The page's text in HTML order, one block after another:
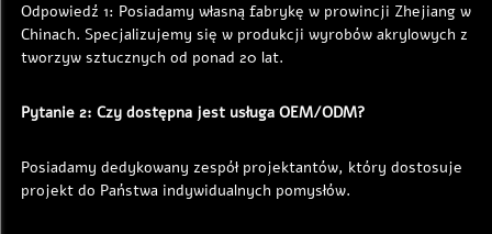
Odpowiedź 1: Posiadamy własną fabrykę w prowincji Zhejiang w
Chinach. Specjalizujemy się w produkcji wyrobów akrylowych z
tworzyw sztucznych od ponad 20 lat.
Pytanie 2: Czy dostępna jest usługa OEM/ODM?
Posiadamy dedykowany zespół projektantów, który dostosuje
projekt do Państwa indywidualnych pomysłów.